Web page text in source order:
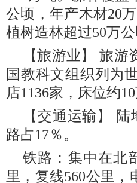
公顷，年产木材20
植树造林超过50万公
【旅游业】 旅
国教科文组织列为
店1136家，床位约10
【交通运输】
路占17％。
铁路：集中在北
里，复线560公里，